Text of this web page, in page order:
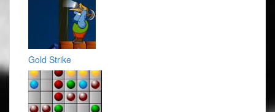
Gold Strike